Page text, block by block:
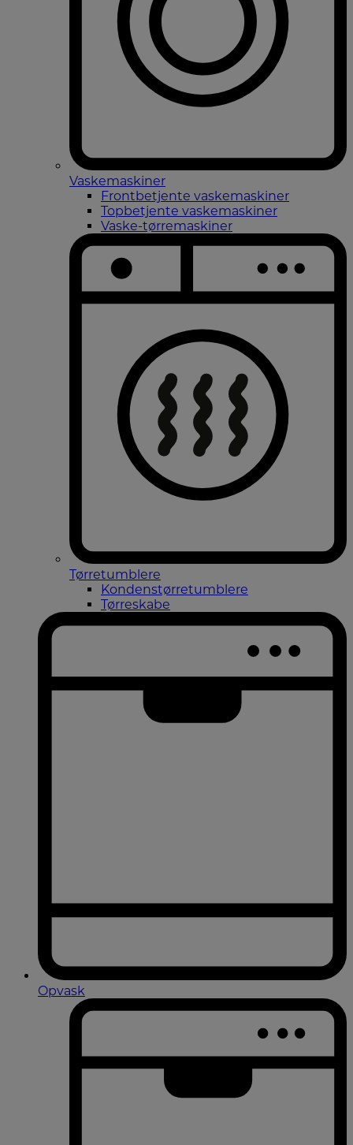
Vaskemaskiner
Frontbetjente vaskemaskiner
Topbetjente vaskemaskiner
Vaske-tørremaskiner
Tørretumblere
Kondenstørretumblere
Tørreskabe
Opvask